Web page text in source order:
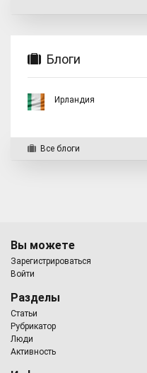
Блоги
Ирландия
Все блоги
Вы можете
Зарегистрироваться
Войти
Разделы
Статьи
Рубрикатор
Люди
Активность